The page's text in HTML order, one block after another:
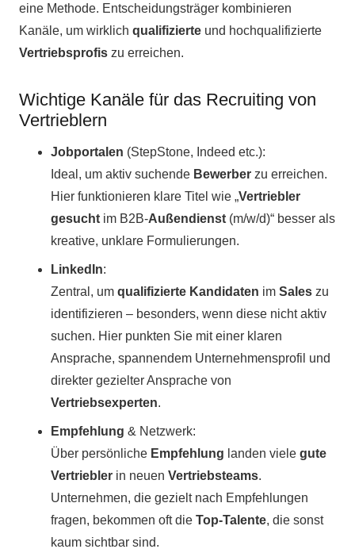
eine Methode. Entscheidungsträger kombinieren
Kanäle, um wirklich qualifizierte und hochqualifizierte
Vertriebsprofis zu erreichen.
Wichtige Kanäle für das Recruiting von
Vertrieblern
Jobportalen (StepStone, Indeed etc.):
Ideal, um aktiv suchende Bewerber zu erreichen.
Hier funktionieren klare Titel wie „Vertriebler
gesucht im B2B-Außendienst (m/w/d)“ besser als
kreative, unklare Formulierungen.
LinkedIn:
Zentral, um qualifizierte Kandidaten im Sales zu
identifizieren – besonders, wenn diese nicht aktiv
suchen. Hier punkten Sie mit einer klaren
Ansprache, spannendem Unternehmensprofil und
direkter gezielter Ansprache von
Vertriebsexperten.
Empfehlung & Netzwerk:
Über persönliche Empfehlung landen viele gute
Vertriebler in neuen Vertriebsteams.
Unternehmen, die gezielt nach Empfehlungen
fragen, bekommen oft die Top-Talente, die sonst
kaum sichtbar sind.